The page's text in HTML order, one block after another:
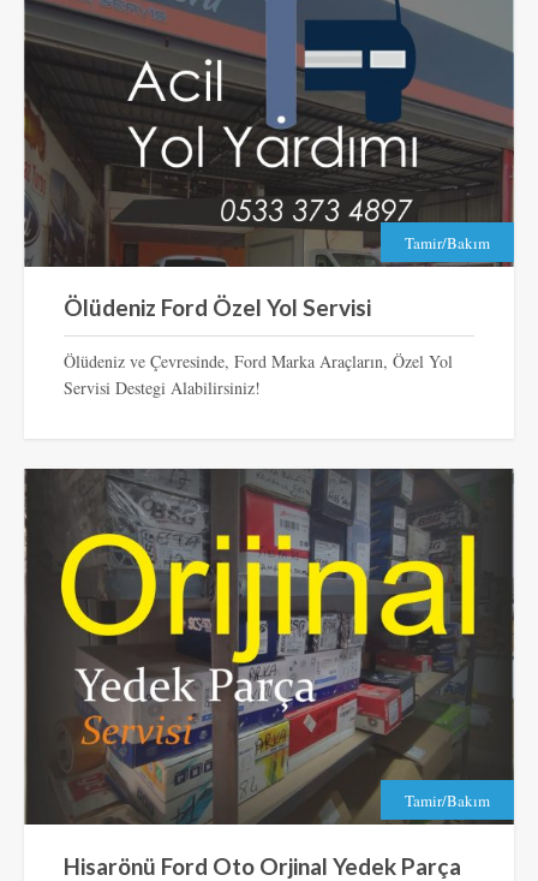
Tamir/Bakım
Ölüdeniz Ford Özel Yol Servisi
Ölüdeniz ve Çevresinde, Ford Marka Araçların, Özel Yol
Servisi Destegi Alabilirsiniz!
Tamir/Bakım
Hisarönü Ford Oto Orjinal Yedek Parça